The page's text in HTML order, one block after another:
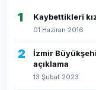
1 Kaybettikleri
01 Haziran 2016
2
İzmir
açıklama
13 Şubat 2023